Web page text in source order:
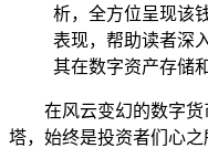
析，全方位呈现该
表现，帮助读者深
其在数字资产存储
在风云变幻的数字
塔，始终是投资者们心之